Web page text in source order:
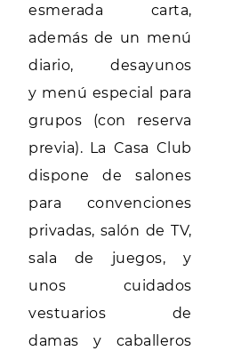
esmerada carta,
además de un menú
diario, desayunos
y menú especial para
grupos (con reserva
previa). La Casa Club
dispone de salones
para convenciones
privadas, salón de TV,
sala de juegos, y
unos cuidados
vestuarios de
damas y caballeros